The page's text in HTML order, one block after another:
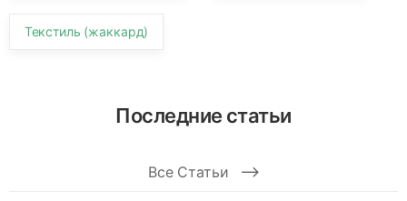
Текстиль (жаккард)
Последние статьи
Все Статьи